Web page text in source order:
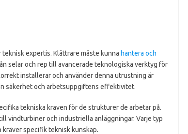
expertis. Klättrare måste kunna hantera och
selar och rep till avancerade teknologiska verktyg för
installerar och använder denna utrustning är
säkerhet och arbetsuppgiftens effektivitet.
tekniska kraven för de strukturer de arbetar på.
vindturbiner och industriella anläggningar. Varje typ
specifik teknisk kunskap.